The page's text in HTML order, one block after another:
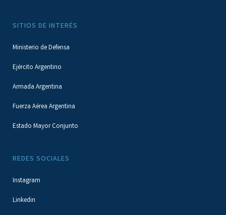
SITIOS DE INTERÉS
Ministerio de Defensa
Ejército Argentino
Armada Argentina
Fuerza Aérea Argentina
Estado Mayor Conjunto
REDES SOCIALES
Instagram
Linkedin